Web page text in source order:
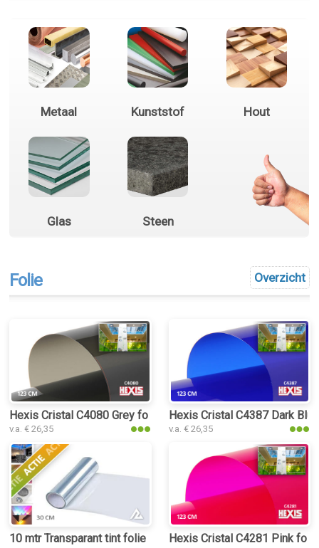
Metaal Kunststof Hout
Glas Steen
Overzicht
Folie
Hexis Cristal C4080 Grey folie
v.a. € 26,35
Hexis Cristal C4387 Dark
v.a. € 26,35
10 mtr Transparant tint folie Hexis Cristal C4281 Pink folie